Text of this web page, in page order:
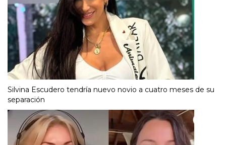
Silvina Escudero tendría nuevo novio a cuatro meses de su
separación